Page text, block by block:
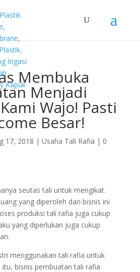
Membuka
Menjadi
Wajo! Pasti
Besar!
17, 2018 | Usaha Tali Rafia | 0
seutas tali untuk mengikat.
yang diperoleh dari bisnis ini
produksi tali rafia juga cukup
yang diperlukan juga cukup
menggunakan tali rafia untuk
bisnis pembuatan tali rafia